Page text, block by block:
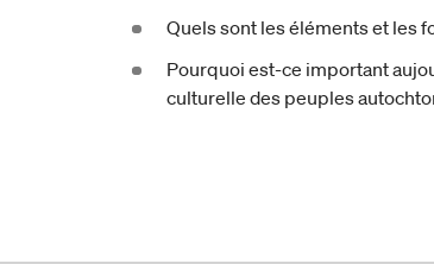
Quels sont les éléments et les
Pourquoi est-ce important
‎culturelle des peuples